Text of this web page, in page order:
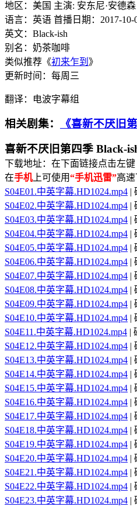
地区：美国 主演: 安东尼·安德
语言：英语 首播日期：2017-10-
英文：Black-ish
别名：奶茶咖啡
类似推荐《初来乍到 》
更新时间：每周三
翻译：电波字幕组
相关剧集： 《喜新不厌旧
喜新不厌旧第四季 Black-
下载地址：在下面链接点击左
在手机上可使用“手机迅雷”高
S04E01.中英字幕.HD1024.mp4 |
S04E02.中英字幕.HD1024.mp4 |
S04E03.中英字幕.HD1024.mp4 |
S04E04.中英字幕.HD1024.mp4 |
S04E05.中英字幕.HD1024.mp4 |
S04E06.中英字幕.HD1024.mp4 |
S04E07.中英字幕.HD1024.mp4 |
S04E08.中英字幕.HD1024.mp4 |
S04E09.中英字幕.HD1024.mp4 |
S04E10.中英字幕.HD1024.mp4 |
S04E11.中英字幕.HD1024.mp4 |
S04E12.中英字幕.HD1024.mp4 |
S04E13.中英字幕.HD1024.mp4 |
S04E14.中英字幕.HD1024.mp4 |
S04E15.中英字幕.HD1024.mp4 |
S04E16.中英字幕.HD1024.mp4 |
S04E17.中英字幕.HD1024.mp4 |
S04E18.中英字幕.HD1024.mp4 |
S04E19.中英字幕.HD1024.mp4 |
S04E20.中英字幕.HD1024.mp4 |
S04E21.中英字幕.HD1024.mp4 |
S04E22.中英字幕.HD1024.mp4 |
S04E23.中英字幕.HD1024.mp4 |